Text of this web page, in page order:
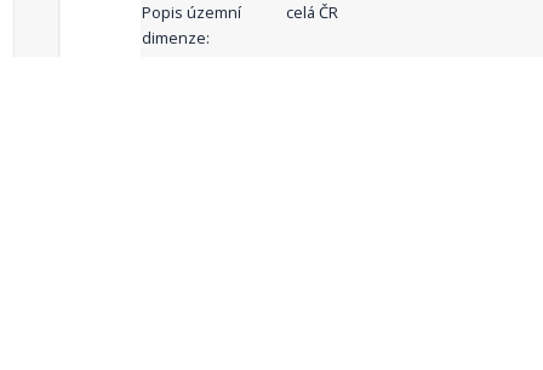
Popis územní
dimenze:
celá ČR